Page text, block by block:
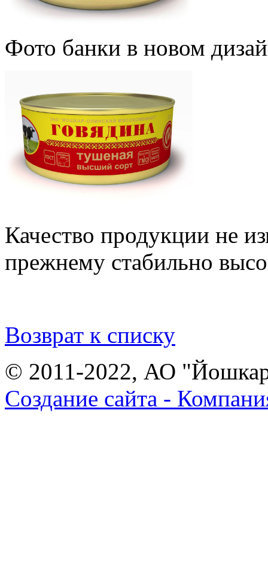
Фото банки в новом
Качество продукции не
прежнему стабильно
Возврат к списку
© 2011-2022, АО
Создание сайта -